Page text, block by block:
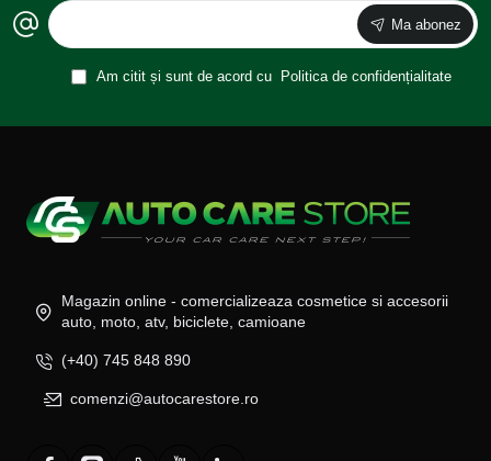
Ma abonez
Am citit și sunt de acord cu Politica de confidențialitate
Magazin online - comercializeaza cosmetice si accesorii
auto, moto, atv, biciclete, camioane
(+40) 745 848 890
comenzi@autocarestore.ro